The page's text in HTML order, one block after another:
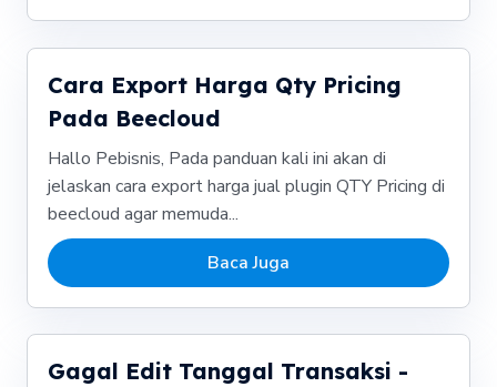
Cara Export Harga Qty Pricing
Pada Beecloud
Hallo Pebisnis, Pada panduan kali ini akan di
jelaskan cara export harga jual plugin QTY Pricing di
beecloud agar memuda...
Baca Juga
Gagal Edit Tanggal Transaksi -